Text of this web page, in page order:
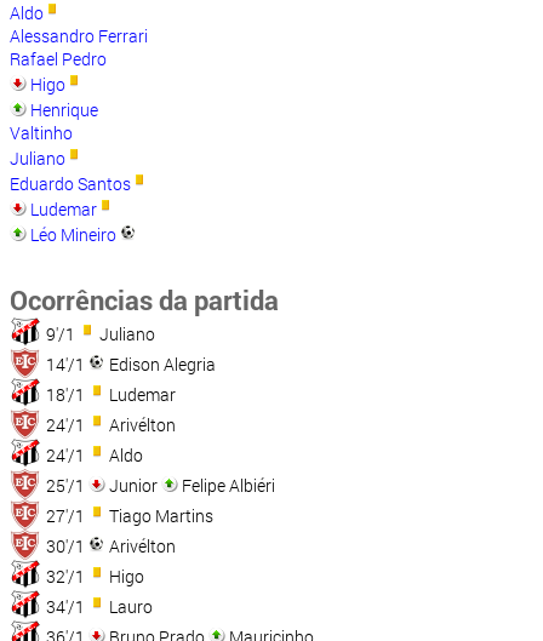
Aldo
Alessandro Ferrari
Rafael Pedro
Higo
Henrique
Valtinho
Juliano
Eduardo Santos
Ludemar
Léo Mineiro
Ocorrências da partida
9'/1
Juliano
14'/1
Edison Alegria
18'/1
Ludemar
24'/1
Arivélton
24'/1
Aldo
25'/1
Junior
Felipe Albiéri
27'/1
Tiago Martins
30'/1
Arivélton
32'/1
Higo
34'/1
Lauro